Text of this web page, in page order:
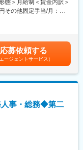
業が紹介。
定期的なメンテナンス、
ます。
現場に向かい、修理／
場立会い、下請業者の
明を行います。
が発生する場合は稀で
帰での勤務です。
対応が必要となった場
態＞月給制＜賃金内訳＞
その他固定手当/月：
円／月）■昇給：年1
金はあくまでも目安の金
あります。月給(月額)は
応募依頼する
エージェントサービス）
人事・総務◆第二